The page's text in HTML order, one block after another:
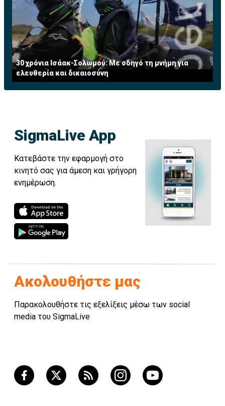
30 χρόνια Ισάακ-Σολωμού: Με οδηγό τη μνήμη για
ελευθερία και δικαιοσύνη
SigmaLive App
Κατεβάστε την εφαρμογή στο
κινητό σας για άμεση και γρήγορη
ενημέρωση.
Ακολουθήστε μας
Παρακολουθήστε τις εξελίξεις μέσω των social
media του SigmaLive